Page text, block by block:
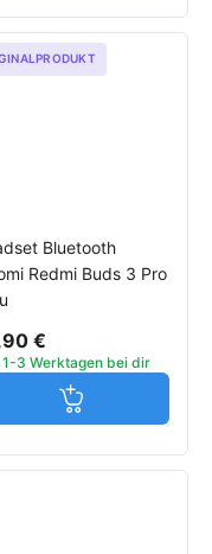
Bluetooth
Redmi Buds 3 Pro
€
1-3 Werktagen bei dir
Jetzt in den